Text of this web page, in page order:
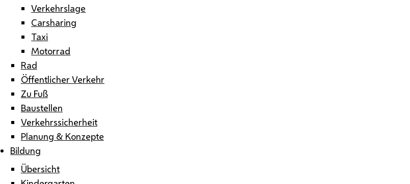
Verkehrslage
Carsharing
Taxi
Motorrad
Rad
Öffentlicher Verkehr
Zu Fuß
Baustellen
Verkehrssicherheit
Planung & Konzepte
Bildung
Übersicht